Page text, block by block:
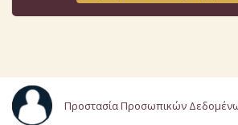
Προστασία Προσωπικών